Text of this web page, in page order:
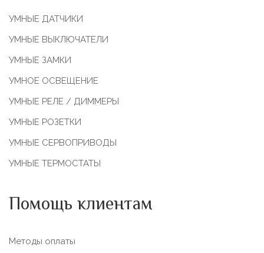
УМНЫЕ ДАТЧИКИ
УМНЫЕ ВЫКЛЮЧАТЕЛИ
УМНЫЕ ЗАМКИ
УМНОЕ ОСВЕЩЕНИЕ
УМНЫЕ РЕЛЕ / ДИММЕРЫ
УМНЫЕ РОЗЕТКИ
УМНЫЕ СЕРВОПРИВОДЫ
УМНЫЕ ТЕРМОСТАТЫ
Помощь клиентам
Методы оплаты